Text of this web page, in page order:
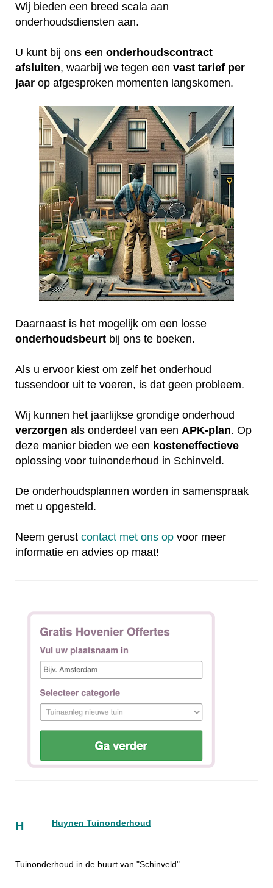
Wij bieden een breed scala aan
onderhoudsdiensten aan.
U kunt bij ons een onderhoudscontract
afsluiten, waarbij we tegen een vast tarief per
jaar op afgesproken momenten langskomen.
Daarnaast is het mogelijk om een losse
onderhoudsbeurt bij ons te boeken.
Als u ervoor kiest om zelf het onderhoud
tussendoor uit te voeren, is dat geen probleem.
Wij kunnen het jaarlijkse grondige onderhoud
verzorgen als onderdeel van een APK-plan. Op
deze manier bieden we een kosteneffectieve
oplossing voor tuinonderhoud in Schinveld.
De onderhoudsplannen worden in samenspraak
met u opgesteld.
Neem gerust contact met ons op voor meer
informatie en advies op maat!
H Huynen Tuinonderhoud
Tuinonderhoud in de buurt van "Schinveld"